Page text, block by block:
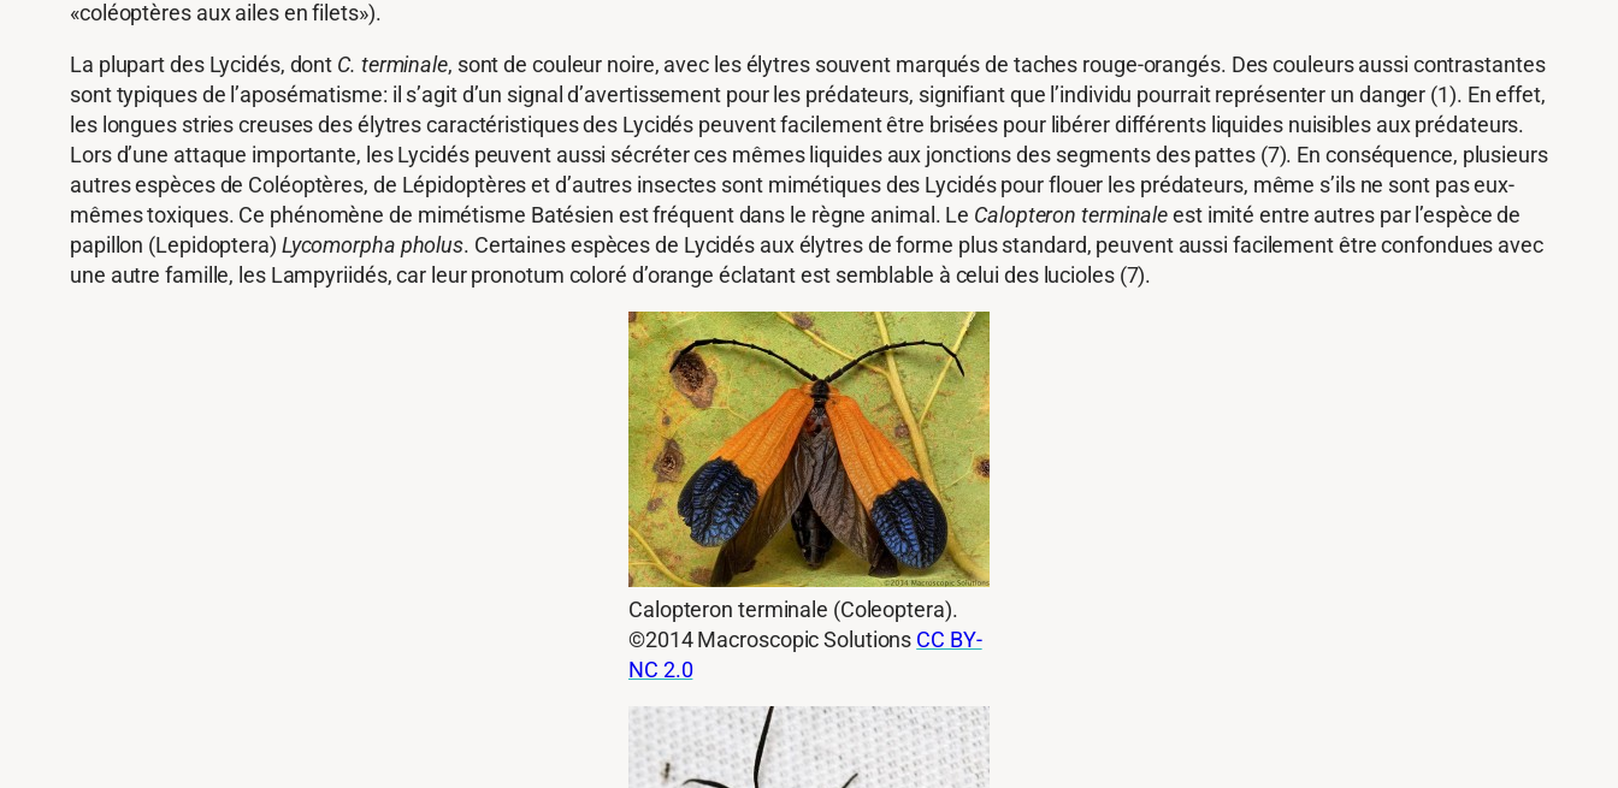
«coléoptères aux ailes en filets»).
La plupart des Lycidés, dont C. terminale, sont de couleur noire, avec les élytres souvent marqués de taches rouge-orangés. Des couleurs aussi contrastantes
sont typiques de l’aposématisme: il s’agit d’un signal d’avertissement pour les prédateurs, signifiant que l’individu pourrait représenter un danger (1). En effet,
les longues stries creuses des élytres caractéristiques des Lycidés peuvent facilement être brisées pour libérer différents liquides nuisibles aux prédateurs.
Lors d’une attaque importante, les Lycidés peuvent aussi sécréter ces mêmes liquides aux jonctions des segments des pattes (7). En conséquence, plusieurs
autres espèces de Coléoptères, de Lépidoptères et d’autres insectes sont mimétiques des Lycidés pour flouer les prédateurs, même s’ils ne sont pas eux-
mêmes toxiques. Ce phénomène de mimétisme Batésien est fréquent dans le règne animal. Le Calopteron terminaleest imité entre autres par l’espèce de
papillon (Lepidoptera) Lycomorpha pholus. Certaines espèces de Lycidés aux élytres de forme plus standard, peuvent aussi facilement être confondues avec
une autre famille, les Lampyriidés, car leur pronotum coloré d’orange éclatant est semblable à celui des lucioles (7).
Calopteron terminale (Coleoptera).
©2014 Macroscopic Solutions CC BY-
NC 2.0